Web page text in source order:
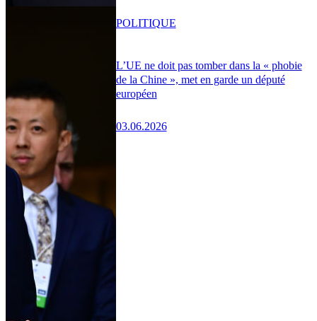
L’UE ne doit pas tomber dans la « phobie
de la Chine », met en garde un député
européen
03.06.2026
POLITIQUE